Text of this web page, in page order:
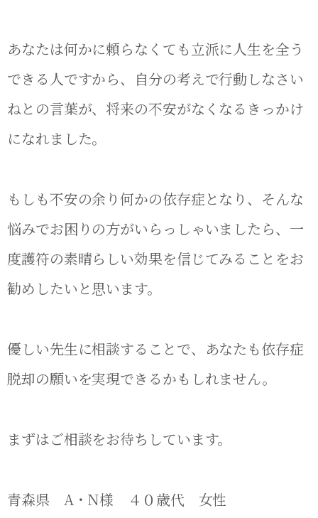
あなたは何かに頼らなくても立派に人生を全う
できる人ですから、自分の考えで行動しなさい
ねとの言葉が、将来の不安がなくなるきっかけ
になれました。
もしも不安の余り何かの依存症となり、そんな
悩みでお困りの方がいらっしゃいましたら、一
度護符の素晴らしい効果を信じてみることをお
勧めしたいと思います。
優しい先生に相談することで、あなたも依存症
脱却の願いを実現できるかもしれません。
まずはご相談をお待ちしています。
青森県 A・N様 ４０歳代 女性